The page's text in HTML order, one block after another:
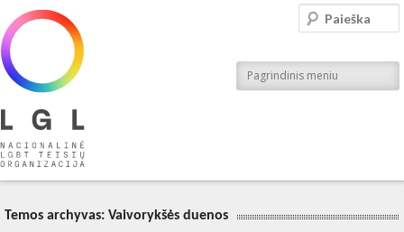
Nacionalinė LGBT teisių organizacija
Pagrindinis meniu
Paieška
Temos archyvas: Vaivorykšės duenos